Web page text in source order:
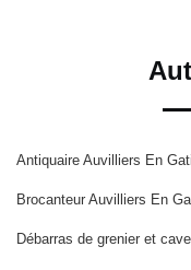
Antiquaire Auvilliers En
Brocanteur Auvilliers En
Débarras de grenier et